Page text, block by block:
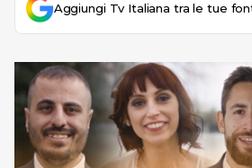
Aggiungi Tv Italiana tra le tue